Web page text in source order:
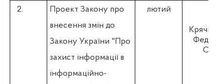
2.
Проект Закону про
внесення змін до
Закону України "Про
захист інформації в
інформаційно-
лютий
О.П.